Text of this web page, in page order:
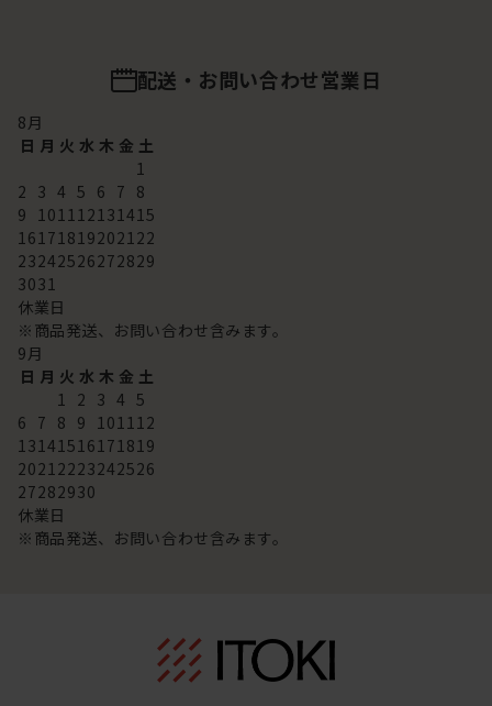
配送・お問い合わせ営業日
8月
日 月 火 水 木 金 土
1
2 3 4 5 6 7 8
9 101112131415
16171819202122
23242526272829
3031
休業日
※商品発送、お問い合わせ含みます。
9月
日 月 火 水 木 金 土
1 2 3 4 5
6 7 8 9 101112
13141516171819
20212223242526
27282930
休業日
※商品発送、お問い合わせ含みます。